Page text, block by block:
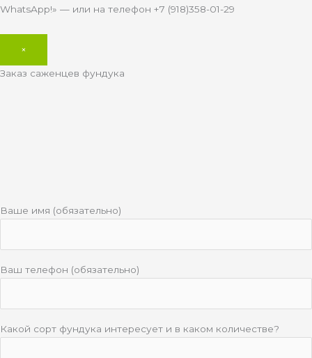
WhatsApp!» — или на телефон +7 (918)358-01-29
×
Заказ саженцев фундука
Ваше имя (обязательно)
Ваш телефон (обязательно)
Какой сорт фундука интересует и в каком количестве?